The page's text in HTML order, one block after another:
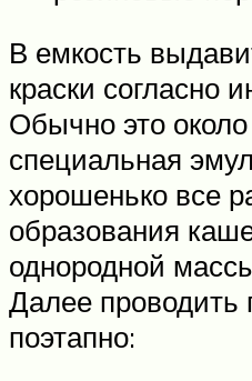
В емкость
краски согласно
Обычно это
специальная
хорошенько все
образования
однородной
Далее проводить
поэтапно: